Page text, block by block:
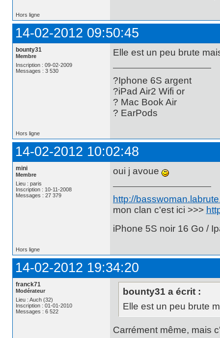
Hors ligne
14-02-2012 09:50:45
bounty31
Membre
Inscription : 09-02-2009
Messages : 3 530
Elle est un peu brute
?Iphone 6S argent
?iPad Air2 Wifi or
? Mac Book Air
? EarPods
Hors ligne
14-02-2012 10:02:48
mini
Membre
Lieu : paris
Inscription : 10-11-2008
Messages : 27 379
oui j avoue
http://
mon clan c'est ici >>>
iPhone 5S noir 16 Go /
Hors ligne
14-02-2012 19:34:20
franck71
Modérateur
Lieu : Auch (32)
Inscription : 01-01-2010
Messages : 6 522
bounty31 a écrit :
Elle est un peu brute
Carrément même, mais